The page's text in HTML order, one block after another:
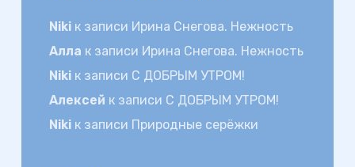
Nikiк записи Ирина Снегова. Нежность
Алла к записи Ирина Снегова. Нежность
Nikiк записи С ДОБРЫМ УТРОМ!
Алексей к записи С ДОБРЫМ УТРОМ!
Nikiк записи Природные серёжки